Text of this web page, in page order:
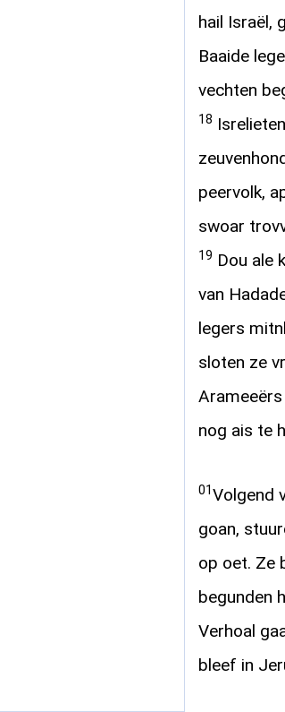
hail Israël,
Baaide
vechten
18
peervolk,
swoar
19 Dou ale
van
legers
sloten ze
nog ais te
01Volgend
goan,
op oet. Ze
begunden
Verhoal
bleef in